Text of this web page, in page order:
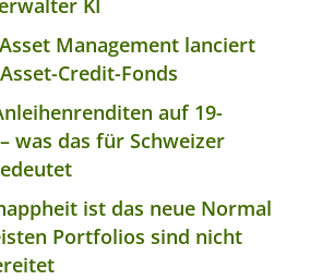
KI
Management lanciert
Credit-Fonds
auf 19-
was das für Schweizer
ist das neue Normal
Portfolios sind nicht